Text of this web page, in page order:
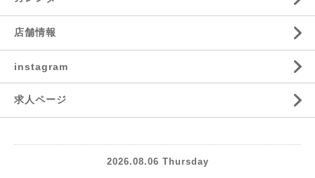
店舗情報
instagram
求人ページ
2026.08.06 Thursday